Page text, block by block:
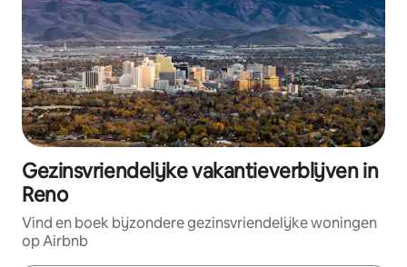
Gezinsvriendelijke vakantieverblijven in
Reno
Vind en boek bijzondere gezinsvriendelijke woningen
op Airbnb